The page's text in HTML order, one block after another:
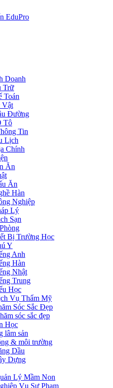
Doanh
Trữ
Toán
Vật
Đường
Tô
Tin
Lịch
Chính
Ăn
Ăn
Hàn
Nghiệp
Lý
Sạn
Bị Trường Học
Y
Anh
Hàn
Nhật
Trung
Học
Vụ Thẩm Mỹ
Sóc Sắc Đẹp
sóc sắc đẹp
Học
lâm sản
& môi trường
Dầu
Dựng
Lý Mầm Non
Vụ Sư Phạm